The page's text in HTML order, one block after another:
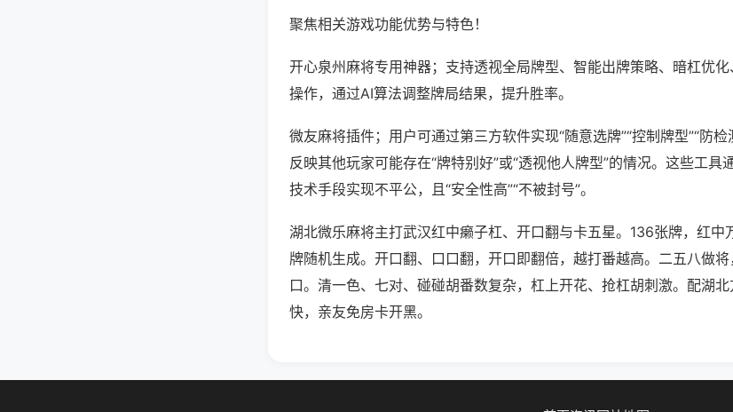
聚焦相关游戏功能优势与特色！
开心泉州麻将专用神器；支持透视全局牌型、智能出牌策略、暗杠优
操作，通过AI算法调整牌局结果，提升胜率。
微友麻将插件；用户可通过第三方软件实现“随意选牌”“控制牌型”“防
反映其他玩家可能存在“牌特别好”或“透视他人牌型”的情况。这些工具
技术手段实现不平公，且“安全性高”“不被封号”。
湖北微乐麻将主打武汉红中癞子杠、开口翻与卡五星。136张牌，红中
牌随机生成。开口翻、口口翻，开口即翻倍，越打番越高。二五八做
口。清一色、七对、碰碰胡番数复杂，杠上开花、抢杠胡刺激。配湖
快，亲友免房卡开黑。